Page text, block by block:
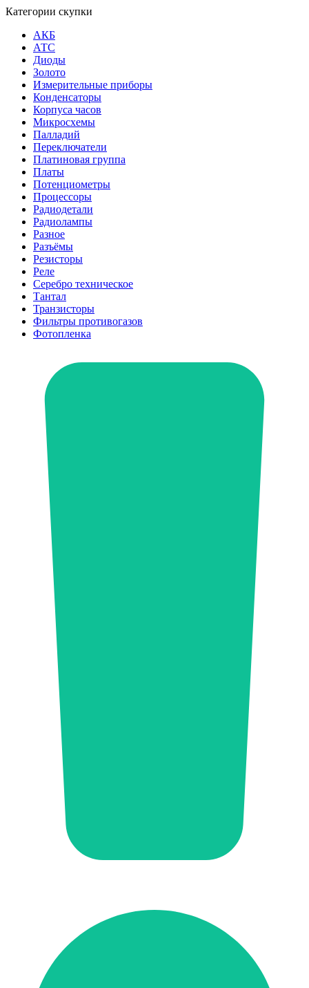
Категории скупки
АКБ
АТС
Диоды
Золото
Измерительные приборы
Конденсаторы
Корпуса часов
Микросхемы
Палладий
Переключатели
Платиновая группа
Платы
Потенциометры
Процессоры
Радиодетали
Радиолампы
Разное
Разъёмы
Резисторы
Реле
Серебро техническое
Тантал
Транзисторы
Фильтры противогазов
Фотопленка